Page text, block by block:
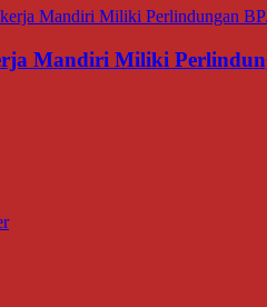
Mandiri Miliki